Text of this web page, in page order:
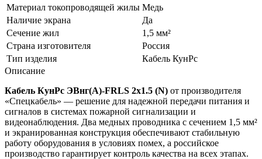
Материал токопроводящей жилы Медь
Наличие экрана
Да
Сечение жил
1,5 мм²
Страна изготовителя
Россия
Тип изделия
Кабель КунРс
Описание
Кабель КунРс ЭВнг(А)-FRLS 2х1.5 (N) от производителя
«Спецкабель» — решение для надежной передачи питания и
сигналов в системах пожарной сигнализации и
видеонаблюдения. Два медных проводника с сечением 1,5 мм²
и экранированная конструкция обеспечивают стабильную
работу оборудования в условиях помех, а российское
производство гарантирует контроль качества на всех этапах.